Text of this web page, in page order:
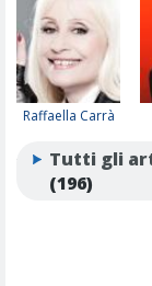
Raffaella Carrà
Tutti gli
(196)